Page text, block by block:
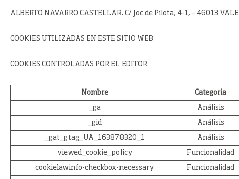
ALBERTO NAVARRO CASTELLAR. C/ Joc de Pilota, 4-1, – 46013
COOKIES UTILIZADAS EN ESTE SITIO WEB
COOKIES CONTROLADAS POR EL EDITOR
Nombre Categoria
_ga Análisis
_gid Análisis
_gat_gtag_UA_163878320_1 Análisis
viewed_cookie_policy Funcionalidad
cookielawinfo-checkbox-necessary Funcionalidad